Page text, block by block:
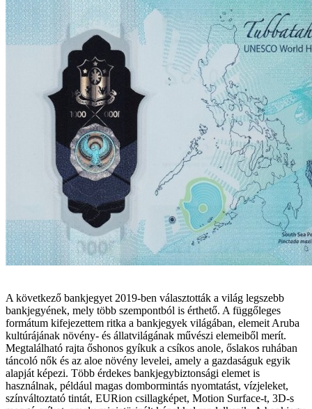
A következő bankjegyet 2019-ben választották a világ legszebb
bankjegyének, mely több szempontból is érthető. A függőleges
formátum kifejezettem ritka a bankjegyek világában, elemeit Aruba
kultúrájának növény- és állatvilágának művészi elemeiből merít.
Megtalálható rajta őshonos gyíkuk a csíkos anole, őslakos ruhában
táncoló nők és az aloe növény levelei, amely a gazdaságuk egyik
alapját képezi. Több érdekes bankjegybiztonsági elemet is
használnak, például magas dombormintás nyomtatást, vízjeleket,
színváltoztató tintát, EURion csillagképet, Motion Surface-t, 3D-s